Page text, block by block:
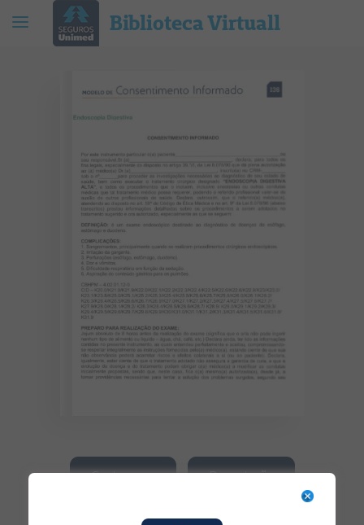
Biblioteca Virtuall
Contra capa Degustação